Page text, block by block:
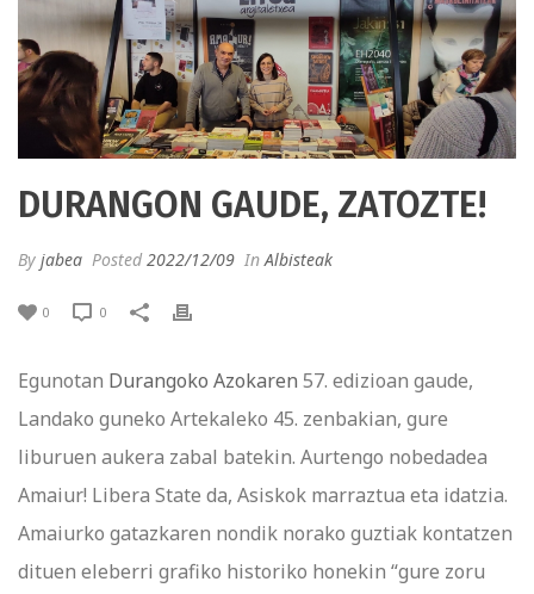
DURANGON GAUDE, ZATOZTE!
By jabea Posted2022/12/09 In Albisteak
0 0
Egunotan Durangoko Azokaren 57. edizioan gaude,
Landako guneko Artekaleko 45. zenbakian, gure
liburuen aukera zabal batekin. Aurtengo nobedadea
Amaiur! Libera State da, Asiskok marraztua eta idatzia.
Amaiurko gatazkaren nondik norako guztiak kontatzen
dituen eleberri grafiko historiko honekin “gure zoru